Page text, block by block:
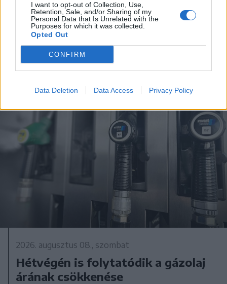
I want to opt-out of Collection, Use,
Retention, Sale, and/or Sharing of my
Personal Data that Is Unrelated with the
Purposes for which it was collected.
Opted Out
CONFIRM
Data Deletion Data Access Privacy Policy
Vaddisznó szaladt le a budapesti
metróba, felszállt az egyik kocsira,
majd kilőtték – videóval
2026. augusztus 08., szombat
Hétvégén is folytatódik a gázolaj
árának csökkenése